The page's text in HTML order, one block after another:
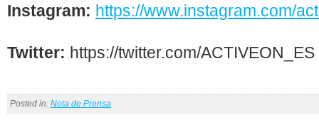
Instagram: https://www.instagram.com/
Twitter: https://twitter.com/ACTIVEON_ES
Posted in: Nota de Prensa